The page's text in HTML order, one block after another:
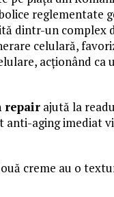
reglementate
dintr-un complex
celulară,
acționând ca
repair ajută la
aging imediat
creme au o